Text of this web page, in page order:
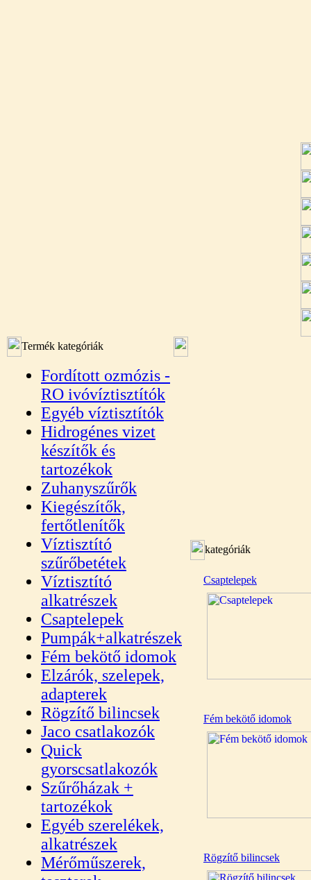
Termék kategóriák
Fordított ozmózis -
RO ivóvíztisztítók
Egyéb víztisztítók
Hidrogénes vizet
készítők és
tartozékok
Zuhanyszűrők
Kiegészítők,
fertőtlenítők
Víztisztító
szűrőbetétek
Víztisztító
alkatrészek
Csaptelepek
Pumpák+alkatrészek
Fém bekötő idomok
Elzárók, szelepek,
adapterek
Rögzítő bilincsek
Jaco csatlakozók
Quick
gyorscsatlakozók
Szűrőházak +
tartozékok
Egyéb szerelékek,
alkatrészek
Mérőműszerek,
kategóriák
Csaptelepek
Fém bekötő idomok
Rögzítő bilincsek